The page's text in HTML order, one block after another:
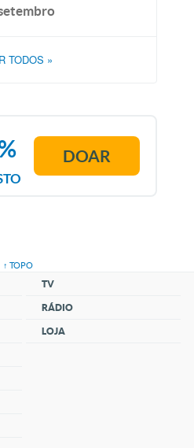
TODOS »
DOAR
↑ TOPO
TV
RÁDIO
LOJA